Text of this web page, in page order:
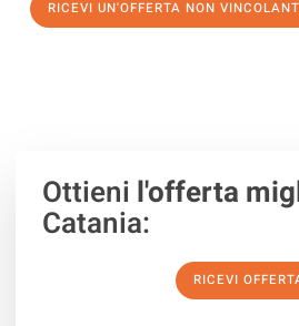
RICEVI UN'OFFERTA NON
Ottieni l'offerta
Catania:
RICEVI